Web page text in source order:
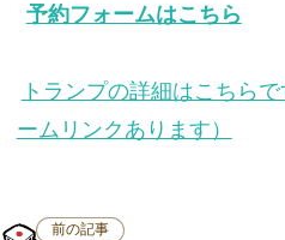
予約フォームはこちら
トランプの詳細はこちら
ームリンクあります）
前の記事